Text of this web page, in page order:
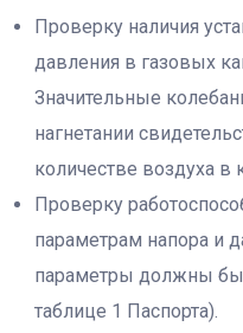
Проверку наличия
давления в газовых
Значительные
нагнетании
количестве воздуха в
Проверку
параметрам напора и
параметры должны
таблице 1 Паспорта).